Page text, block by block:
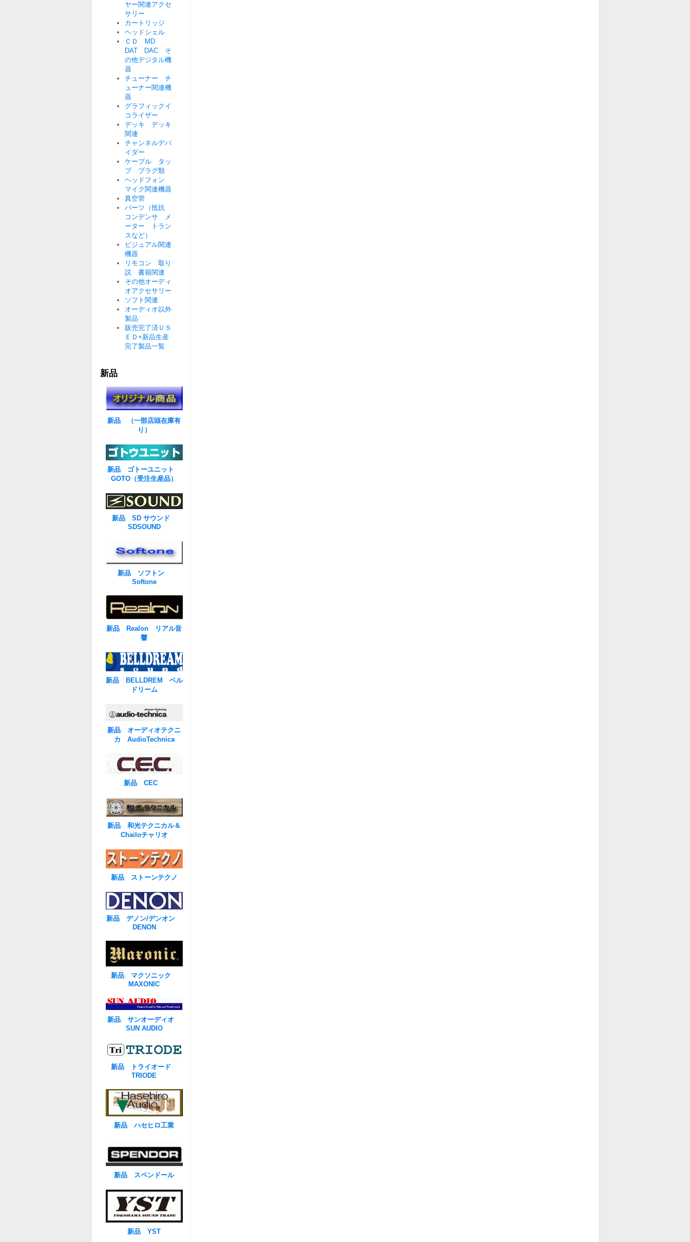
ヤー関連アクセ
サリー
カートリッジ
ヘッドシェル
ＣＤ MD
DAT DAC そ
の他デジタル機
器
チューナー チ
ューナー関連機
器
グラフィックイ
コライザー
デッキ デッキ
関連
チャンネルデバ
イダー
ケーブル タッ
プ プラグ類
ヘッドフォン
マイク関連機器
真空管
パーツ（抵抗
コンデンサ メ
ーター トラン
スなど）
ビジュアル関連
機器
リモコン 取り
説 書籍関連
その他オーディ
オアクセサリー
ソフト関連
オーディオ以外
製品
販売完了済ＵＳ
ＥＤ+新品生産
完了製品一覧
新品
新品 （一部店頭在庫有
り）
新品 ゴトーユニット
GOTO（受注生産品）
新品 SD サウンド
SDSOUND
新品 ソフトン
Softone
新品 Realon リアル音
響
新品 BELLDREM ベル
ドリーム
新品 オーディオテクニ
カ AudioTechnica
新品 CEC
新品 和光テクニカル＆
Chailoチャリオ
新品 ストーンテクノ
新品 デノン/デンオン
DENON
新品 マクソニック
MAXONIC
新品 サンオーディオ
SUN AUDIO
新品 トライオード
TRIODE
新品 ハセヒロ工業
新品 スペンドール
新品 YST